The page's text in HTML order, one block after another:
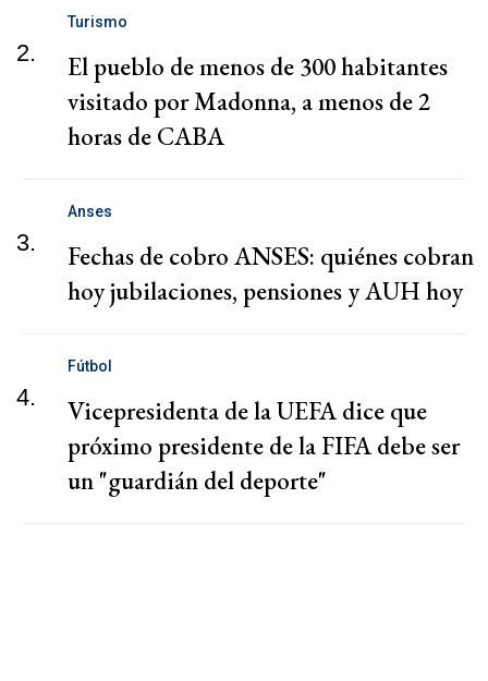
2.
Turismo
El pueblo de menos de 300 habitantes
visitado por Madonna, a menos de 2
horas de CABA
3.
Anses
Fechas de cobro ANSES: quiénes cobran
hoy jubilaciones, pensiones y AUH hoy
4.
Fútbol
Vicepresidenta de la UEFA dice que
próximo presidente de la FIFA debe ser
un "guardián del deporte"